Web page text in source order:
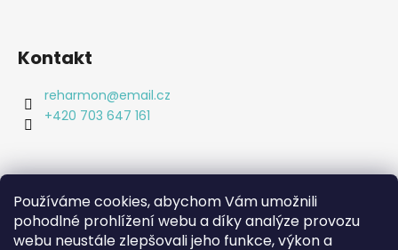
Používáme cookies, abychom Vám umožnili
pohodlné prohlížení webu a díky analýze provozu
webu neustále zlepšovali jeho funkce, výkon a
D
p
o
r
u
Kontakt
reharmon@email.cz
+420 703 647 161
Shoptet.cz
Bc. Lucie Machová Reharmon, soukromá fyzioterapie